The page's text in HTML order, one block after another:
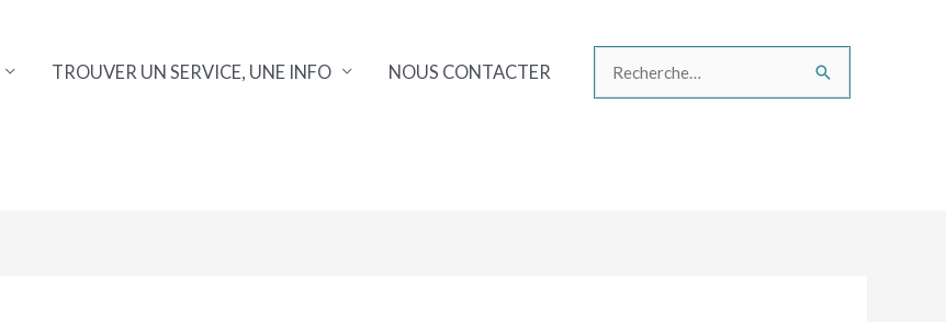
TROUVER UN SERVICE, UNE INFO NOUS CONTACTER Rechercher :